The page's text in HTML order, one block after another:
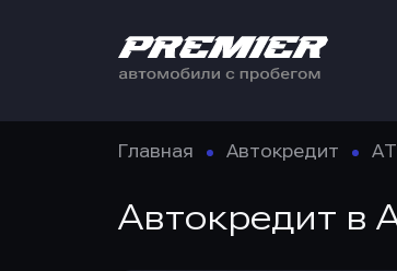
Главная Автокредит
Автокредит в